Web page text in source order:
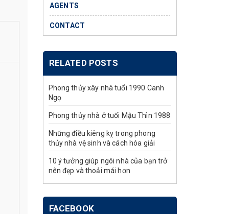
AGENTS
CONTACT
RELATED POSTS
Phong thủy xây nhà tuổi 1990 Canh
Ngọ
Phong thủy nhà ở tuổi Mậu Thìn 1988
Những điều kiêng kỵ trong phong
thủy nhà vệ sinh và cách hóa giải
10 ý tưởng giúp ngôi nhà của bạn trở
nên đẹp và thoải mái hơn
FACEBOOK